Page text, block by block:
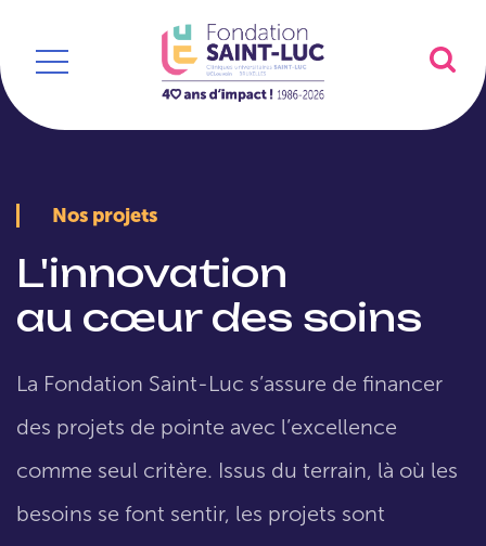
Nos projets
L'innovation
au cœur des soins
La Fondation Saint-Luc s’assure de financer
des projets de pointe avec l’excellence
comme seul critère. Issus du terrain, là où les
besoins se font sentir, les projets sont